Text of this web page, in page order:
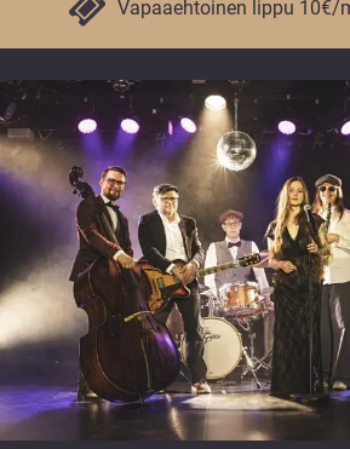
vuoden.
Vapaaehtoinen lippu 10€/